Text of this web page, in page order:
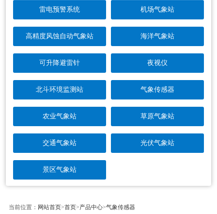
雷电预警系统 机场气象站
高精度风蚀自动气象站 海洋气象站
可升降避雷针 夜视仪
北斗环境监测站 气象传感器
农业气象站 草原气象站
交通气象站 光伏气象站
景区气象站
当前位置： 网站首页>首页>产品中心>气象传感器